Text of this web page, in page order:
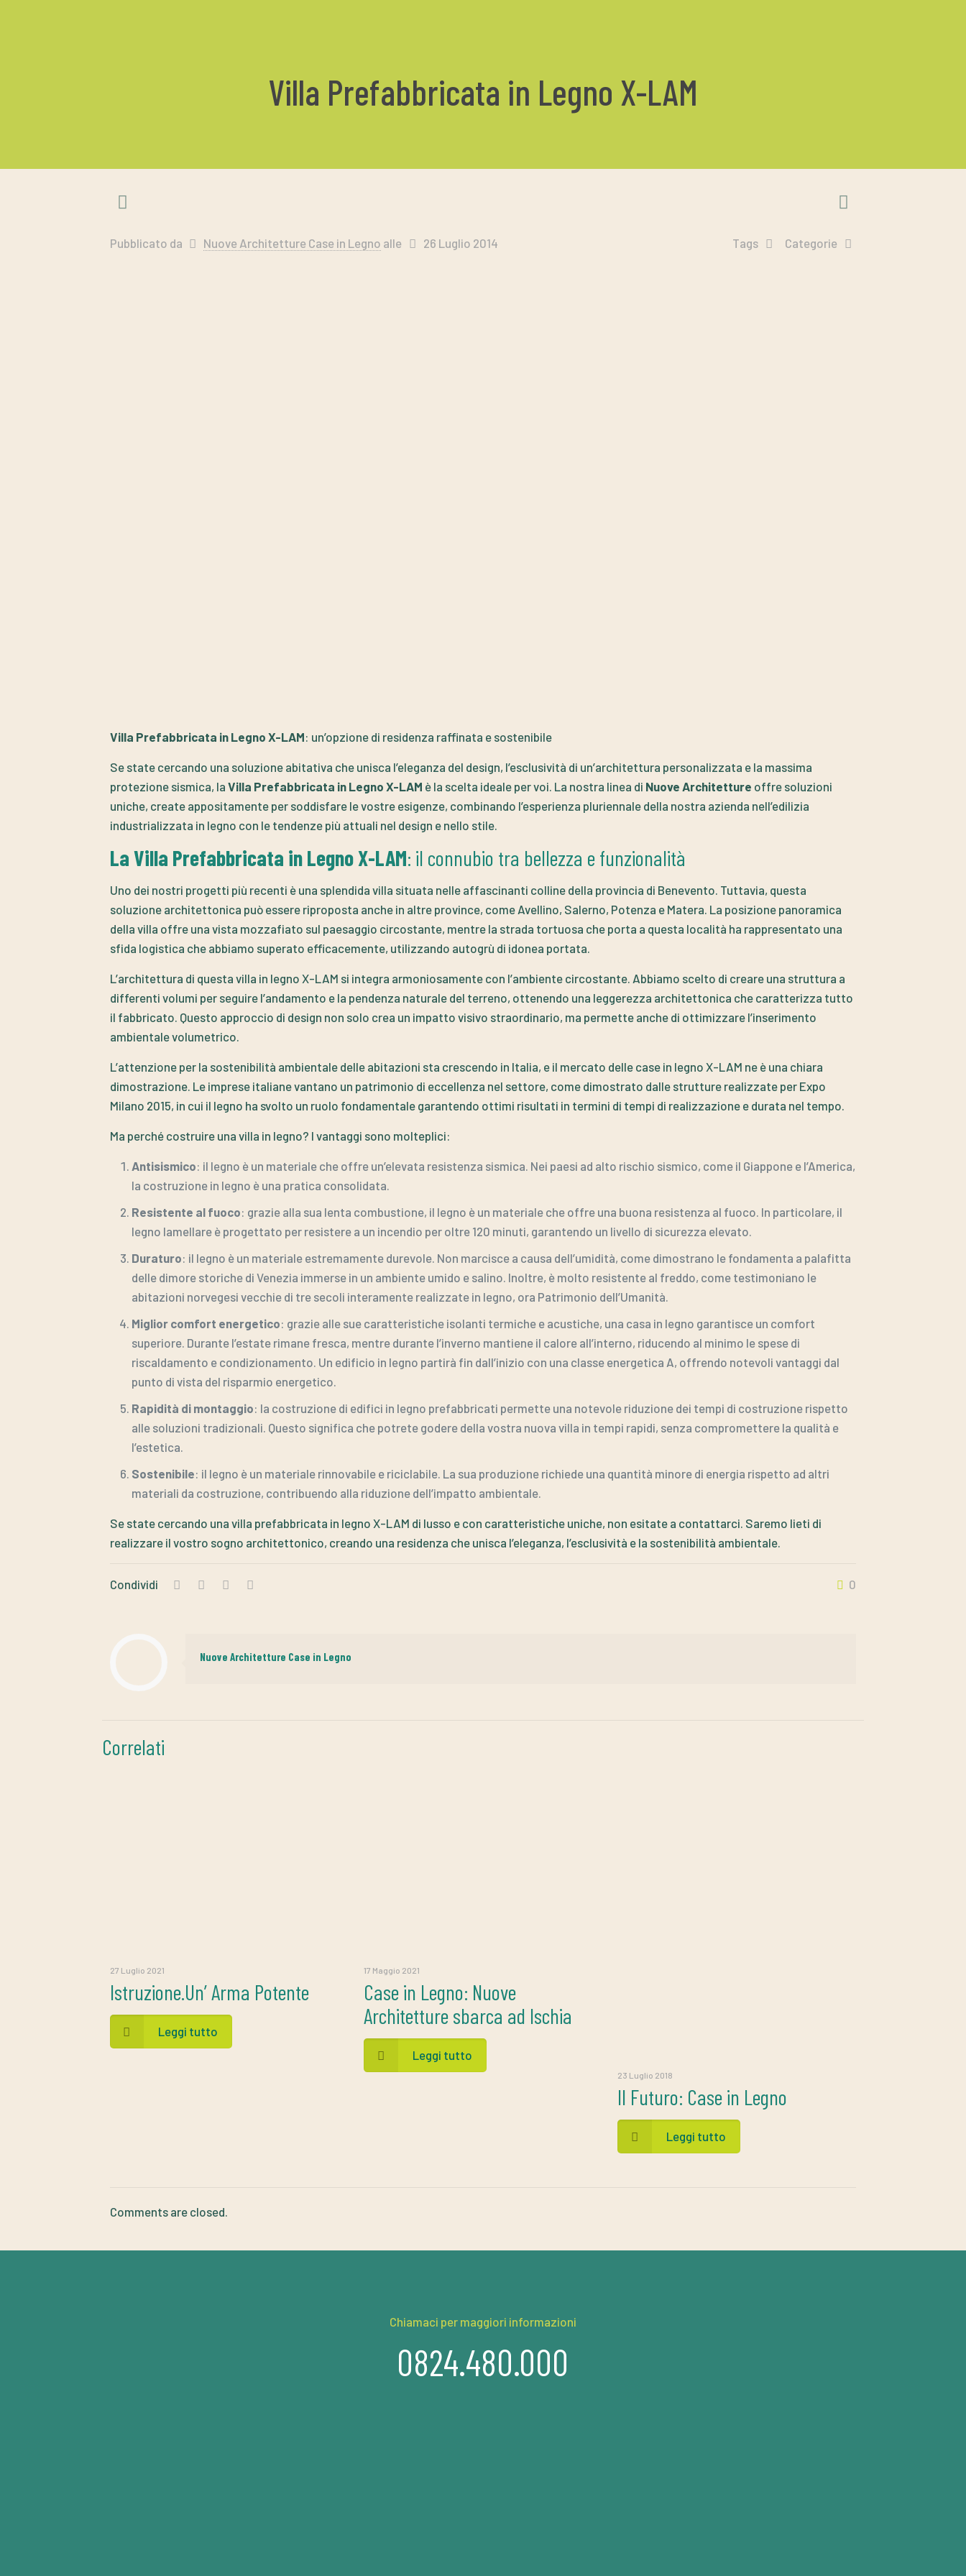
Villa Prefabbricata in Legno X-LAM
Pubblicato da Nuove Architetture Case in Legno alle 26 Luglio 2014 Categorie
Tags
Villa Prefabbricata in Legno X-LAM: un’opzione di residenza raffinata e sostenibile
Se state cercando una soluzione abitativa che unisca l’eleganza del design, l’esclusività di un’architettura personalizzata e la massima
protezione sismica, la Villa Prefabbricata in Legno X-LAM è la scelta ideale per voi. La nostra linea di Nuove Architetture offre soluzioni
uniche, create appositamente per soddisfare le vostre esigenze, combinando l’esperienza pluriennale della nostra azienda nell’edilizia
industrializzata in legno con le tendenze più attuali nel design e nello stile.
La Villa Prefabbricata in Legno X-LAM: il connubio tra bellezza e funzionalità
Uno dei nostri progetti più recenti è una splendida villa situata nelle affascinanti colline della provincia di Benevento. Tuttavia, questa
soluzione architettonica può essere riproposta anche in altre province, come Avellino, Salerno, Potenza e Matera. La posizione panoramica
della villa offre una vista mozzafiato sul paesaggio circostante, mentre la strada tortuosa che porta a questa località ha rappresentato una
sfida logistica che abbiamo superato efficacemente, utilizzando autogrù di idonea portata.
L’architettura di questa villa in legno X-LAM si integra armoniosamente con l’ambiente circostante. Abbiamo scelto di creare una struttura a
differenti volumi per seguire l’andamento e la pendenza naturale del terreno, ottenendo una leggerezza architettonica che caratterizza tutto
il fabbricato. Questo approccio di design non solo crea un impatto visivo straordinario, ma permette anche di ottimizzare l’inserimento
ambientale volumetrico.
L’attenzione per la sostenibilità ambientale delle abitazioni sta crescendo in Italia, e il mercato delle case in legno X-LAM ne è una chiara
dimostrazione. Le imprese italiane vantano un patrimonio di eccellenza nel settore, come dimostrato dalle strutture realizzate per Expo
Milano 2015, in cui il legno ha svolto un ruolo fondamentale garantendo ottimi risultati in termini di tempi di realizzazione e durata nel tempo.
Ma perché costruire una villa in legno? I vantaggi sono molteplici:
Antisismico: il legno è un materiale che offre un’elevata resistenza sismica. Nei paesi ad alto rischio sismico, come il Giappone e l’America,
la costruzione in legno è una pratica consolidata.
Resistente al fuoco: grazie alla sua lenta combustione, il legno è un materiale che offre una buona resistenza al fuoco. In particolare, il
legno lamellare è progettato per resistere a un incendio per oltre 120 minuti, garantendo un livello di sicurezza elevato.
Duraturo: il legno è un materiale estremamente durevole. Non marcisce a causa dell’umidità, come dimostrano le fondamenta a palafitta
delle dimore storiche di Venezia immerse in un ambiente umido e salino. Inoltre, è molto resistente al freddo, come testimoniano le
abitazioni norvegesi vecchie di tre secoli interamente realizzate in legno, ora Patrimonio dell’Umanità.
Miglior comfort energetico: grazie alle sue caratteristiche isolanti termiche e acustiche, una casa in legno garantisce un comfort
superiore. Durante l’estate rimane fresca, mentre durante l’inverno mantiene il calore all’interno, riducendo al minimo le spese di
riscaldamento e condizionamento. Un edificio in legno partirà fin dall’inizio con una classe energetica A, offrendo notevoli vantaggi dal
punto di vista del risparmio energetico.
Rapidità di montaggio: la costruzione di edifici in legno prefabbricati permette una notevole riduzione dei tempi di costruzione rispetto
alle soluzioni tradizionali. Questo significa che potrete godere della vostra nuova villa in tempi rapidi, senza compromettere la qualità e
l’estetica.
Sostenibile: il legno è un materiale rinnovabile e riciclabile. La sua produzione richiede una quantità minore di energia rispetto ad altri
materiali da costruzione, contribuendo alla riduzione dell’impatto ambientale.
Se state cercando una villa prefabbricata in legno X-LAM di lusso e con caratteristiche uniche, non esitate a contattarci. Saremo lieti di
realizzare il vostro sogno architettonico, creando una residenza che unisca l’eleganza, l’esclusività e la sostenibilità ambientale.
Condividi 0
Nuove Architetture Case in Legno
Correlati
27 Luglio 2021
Istruzione.Un’ Arma Potente
Leggi tutto
17 Maggio 2021
Case in Legno: Nuove
Architetture sbarca ad Ischia
Leggi tutto
23 Luglio 2018
Il Futuro: Case in Legno
Leggi tutto
Comments are closed.
Chiamaci per maggiori informazioni
0824.480.000